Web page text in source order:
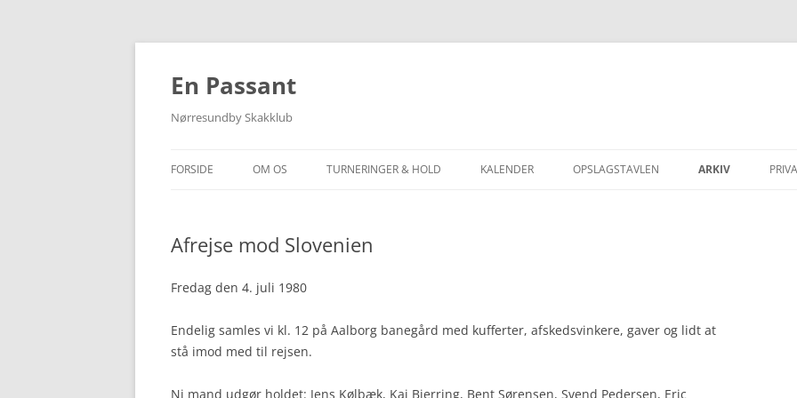
Hop
En Passant
Nørresundby Skakklub
FORSIDE OM OS
MEDLEMS-/RATINGLISTE
TURNERINGER & HOLD
FORÅRSTURNERINGEN
HOLDRESULTATER, BRÆTPOINTS
KALENDER OPSLAGSTAVLEN ARKIV
SKAKFERIE I
Afrejse mod Slovenien
Fredag den 4. juli 1980
Endelig samles vi kl. 12 på Aalborg banegård med kufferter, afskedsvinkere, gaver og lidt at
stå imod med til rejsen.
Ni mand udgør holdet: Jens Kølbæk, Kai Bjerring, Bent Sørensen, Svend Pedersen, Eric